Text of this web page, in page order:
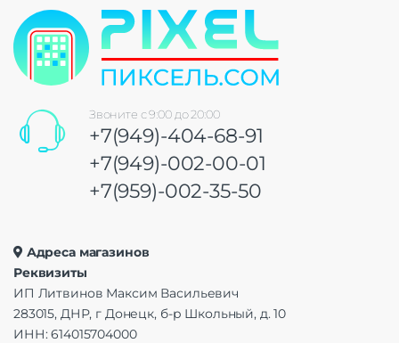
Звоните с 9:00 до 20:00
+7(949)-404-68-91
+7(949)-002-00-01
+7(959)-002-35-50
Адреса магазинов
Реквизиты
ИП Литвинов Максим Васильевич
283015, ДНР, г Донецк, б-р Школьный, д. 10
ИНН: 614015704000